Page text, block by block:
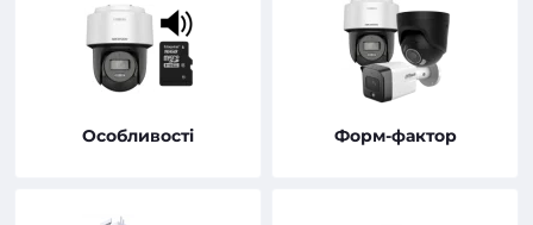
Особливості Форм-фактор